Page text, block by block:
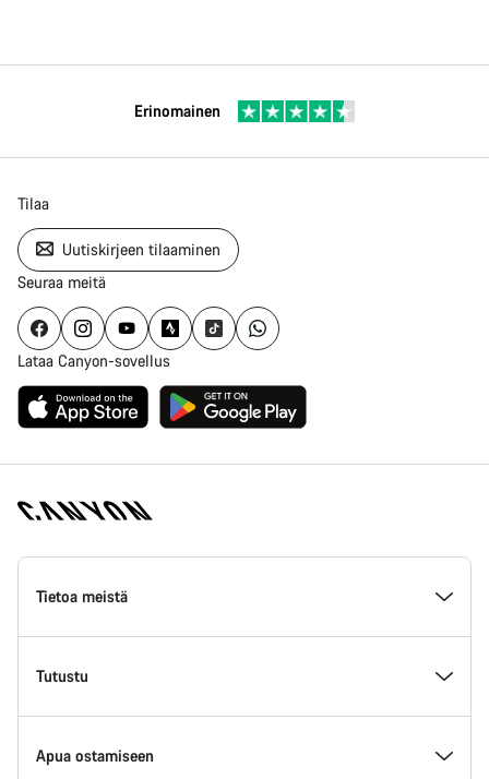
Erinomainen
Tilaa
Uutiskirjeen tilaaminen
Seuraa meitä
Lataa Canyon-sovellus
Canyon
Homepage
Tietoa meistä
Inside Canyon
Innovaatio Canyonilla
Tutustu
Tapahtumat
Apua ostamiseen